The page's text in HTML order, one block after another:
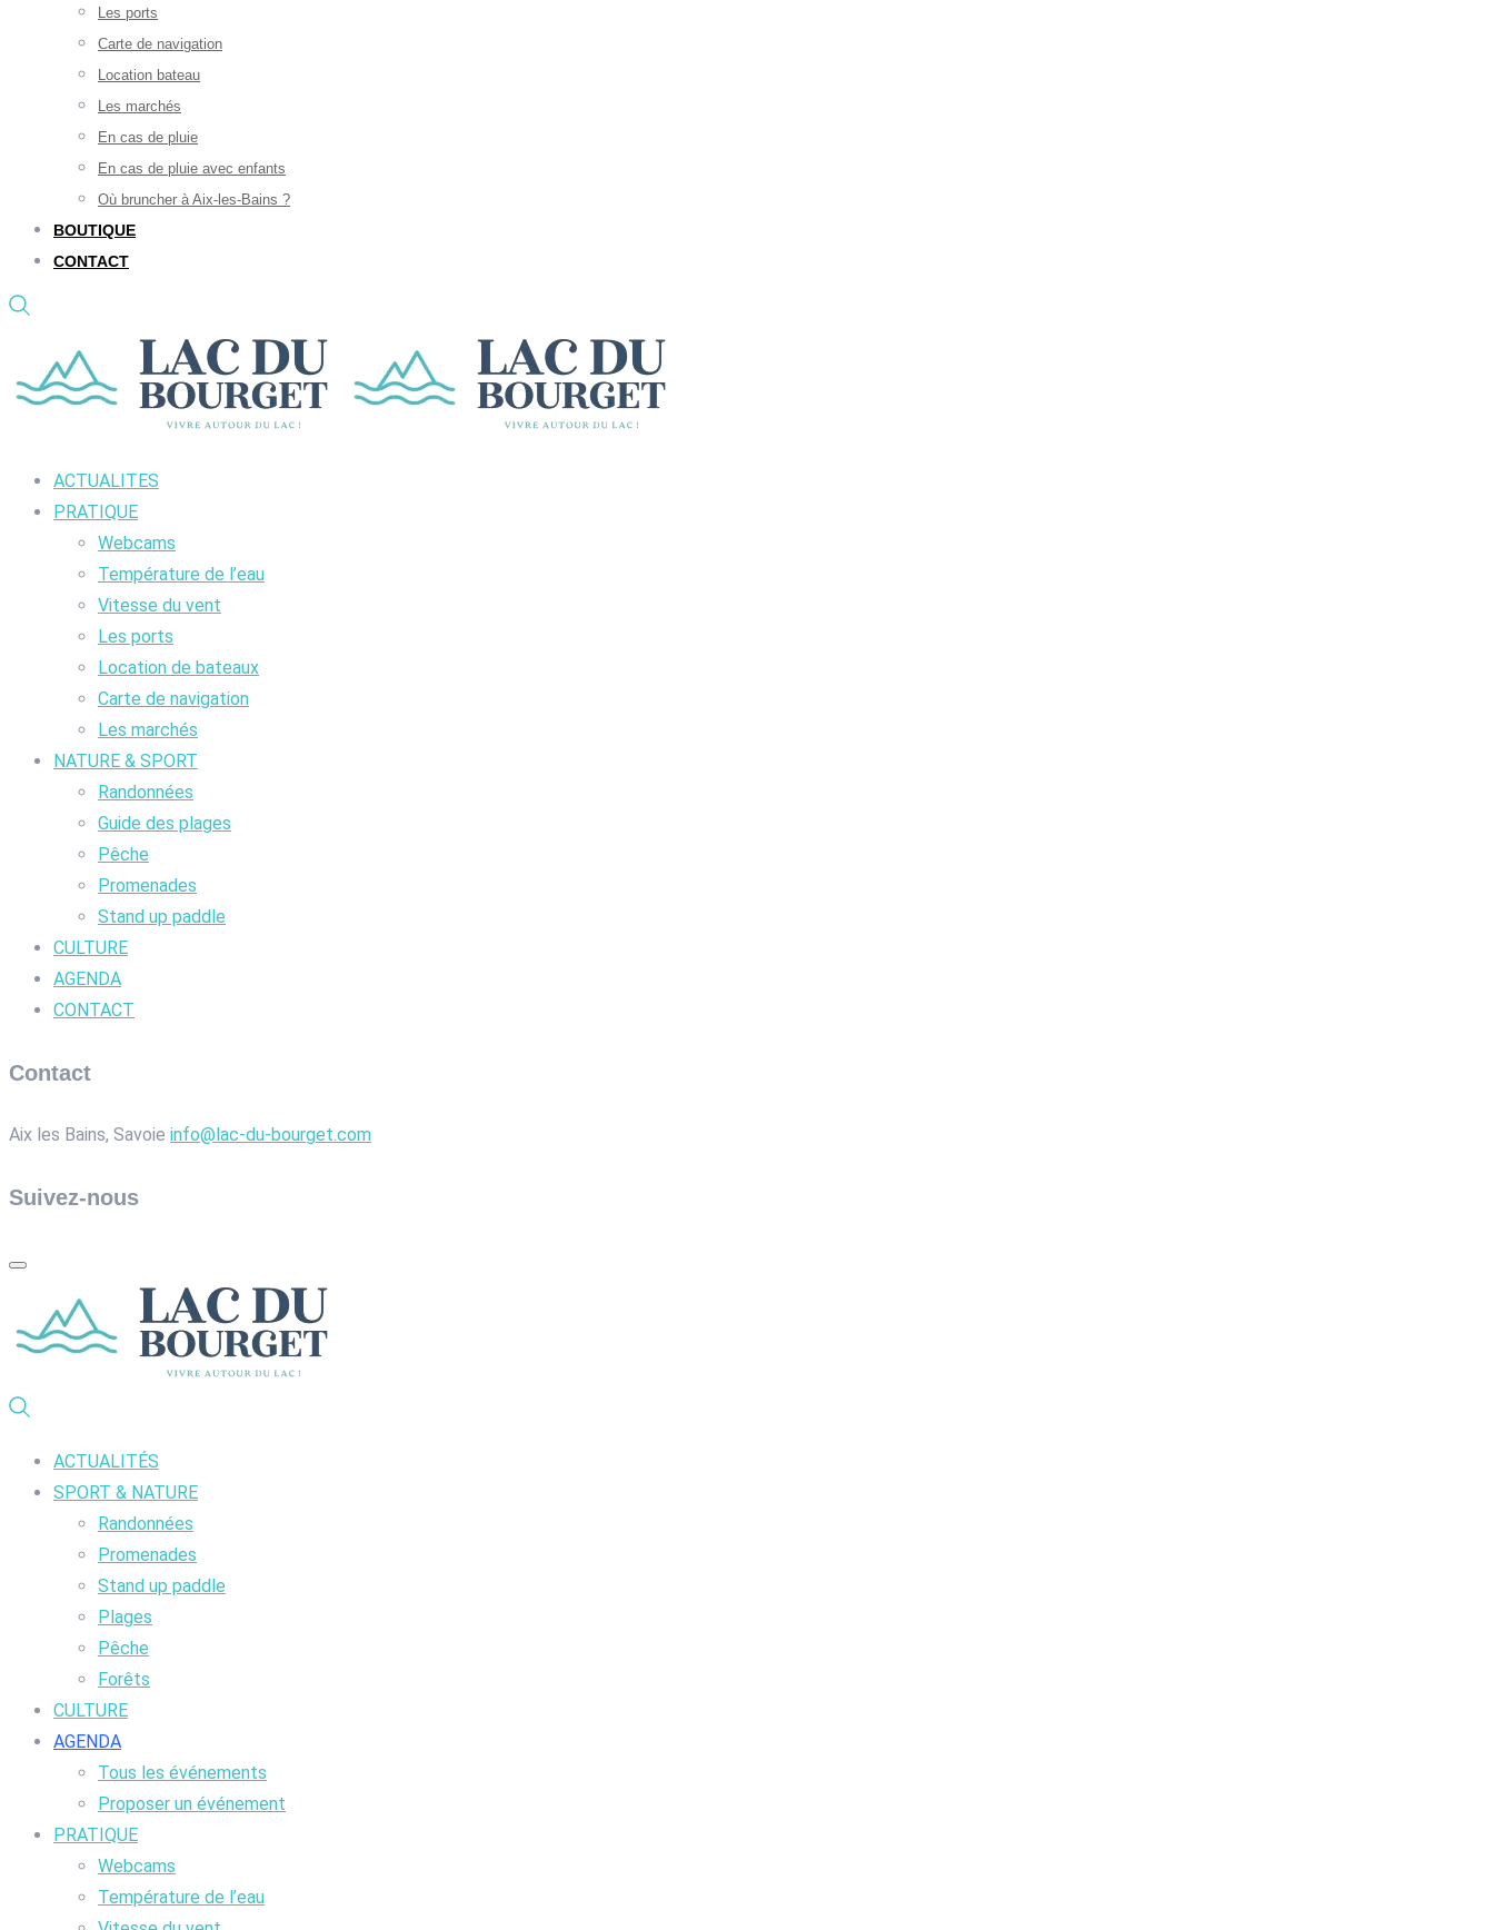
Les ports
Carte de navigation
Location bateau
Les marchés
En cas de pluie
En cas de pluie avec enfants
Où bruncher à Aix-les-Bains ?
BOUTIQUE
CONTACT
ACTUALITES
PRATIQUE
Webcams
Température de l’eau
Vitesse du vent
Les ports
Location de bateaux
Carte de navigation
Les marchés
NATURE & SPORT
Randonnées
Guide des plages
Pêche
Promenades
Stand up paddle
CULTURE
AGENDA
CONTACT
Contact
Aix les Bains, Savoie info@lac-du-bourget.com
Suivez-nous
ACTUALITÉS
SPORT & NATURE
Randonnées
Promenades
Stand up paddle
Plages
Pêche
Forêts
CULTURE
AGENDA
Tous les événements
Proposer un événement
PRATIQUE
Webcams
Température de l’eau